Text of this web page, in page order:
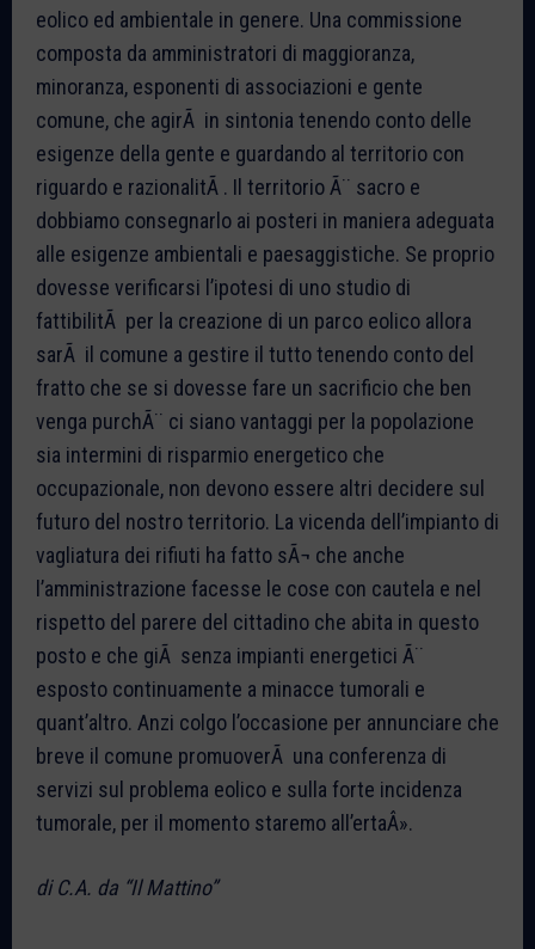
eolico ed ambientale in genere. Una commissione
composta da amministratori di maggioranza,
minoranza, esponenti di associazioni e gente
comune, che agirÃ in sintonia tenendo conto delle
esigenze della gente e guardando al territorio con
riguardo e razionalitÃ . Il territorio Ã¨ sacro e
dobbiamo consegnarlo ai posteri in maniera adeguata
alle esigenze ambientali e paesaggistiche. Se proprio
dovesse verificarsi l’ipotesi di uno studio di
fattibilitÃ per la creazione di un parco eolico allora
sarÃ il comune a gestire il tutto tenendo conto del
fratto che se si dovesse fare un sacrificio che ben
venga purchÃ¨ ci siano vantaggi per la popolazione
sia intermini di risparmio energetico che
occupazionale, non devono essere altri decidere sul
futuro del nostro territorio. La vicenda dell’impianto di
vagliatura dei rifiuti ha fatto sÃ¬ che anche
l’amministrazione facesse le cose con cautela e nel
rispetto del parere del cittadino che abita in questo
posto e che giÃ senza impianti energetici Ã¨
esposto continuamente a minacce tumorali e
quant’altro. Anzi colgo l’occasione per annunciare che
breve il comune promuoverÃ una conferenza di
servizi sul problema eolico e sulla forte incidenza
tumorale, per il momento staremo all’ertaÂ».
di C.A. da “Il Mattino”